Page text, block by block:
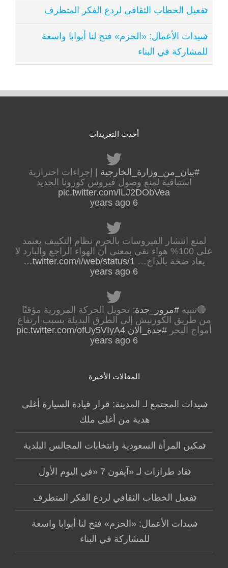
تفعيل الخطاب الثقافي لردع الفكر المتطرف
سيدات الأعمال: «الحزم» فتح لنا أبوابا واسعة
للمشاركة في البناء
أحدث التغريدات
#بيان_من_وزارة_الخارجية | إجراءات احترازية
استباقية لمنع وصول فيروس كورونا الجديد
pic.twitter.com/lLJ2DObVea
6 years ago
لمنع انتشار الفيروسات بالحرم نظام التكييف يعتمد
على 100% هواء نقي بمعنى أن الهواء الراجع والبارد لا
يعاد ضخة بالداخ… twitter.com/i/web/status/1…
6 years ago
🔴تنبيه #مرور_جدة: تحويل الحركة المرورية مؤقتًا
من طريق الكورنيش إلى الطرق البديلة بسبب ارتفاع
أمواج البحر #جدة_الان pic.twitter.com/ofUy5VIyA4
6 years ago
المقالات الأخيرة
سيدات المجتمع لـ المدينة: قرار قيادة السيارة أغلى
هدية من أغلى ملك
تمكين المرأة السعودية وانتخابات المجالس البلدية
نفاد طرازات لـ «آيفون 7 «في اليوم الأول
تفعيل الخطاب الثقافي لردع الفكر المتطرف
سيدات الأعمال: «الحزم» فتح لنا أبوابا واسعة
للمشاركة في البناء